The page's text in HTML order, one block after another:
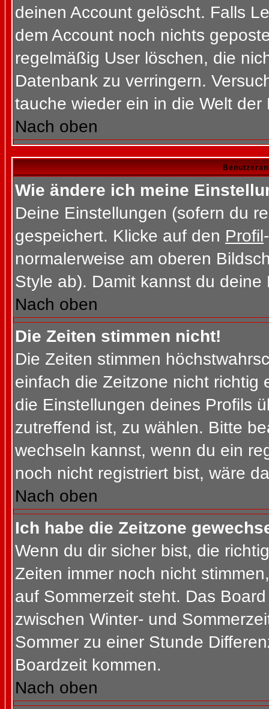
deinen Account gelöscht. Falls
dem Account noch nichts
regelmäßig User löschen, die
Datenbank zu verringern.
tauche wieder ein in die Welt der
Nach oben
Wie ändere ich meine
Deine Einstellungen (sofern du
gespeichert. Klicke auf den Profil
normalerweise am oberen
Style ab). Damit kannst du
Nach oben
Die Zeiten stimmen nicht!
Die Zeiten stimmen
einfach die Zeitzone nicht richtig
die Einstellungen deines Profils
zutreffend ist, zu wählen. Bitte
wechseln kannst, wenn du ein
noch nicht registriert bist, wäre
Nach oben
Ich habe die Zeitzone
Wenn du dir sicher bist, die
Zeiten immer noch nicht
auf Sommerzeit steht. Das
zwischen Winter- und
Sommer zu einer Stunde
Boardzeit kommen.
Nach oben